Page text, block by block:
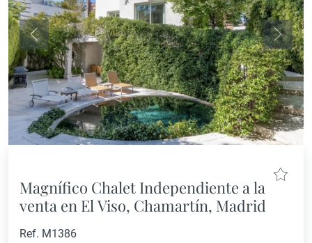
Anterior
Magnífico Chalet Independiente a la
venta en El Viso, Chamartín, Madrid
Ref. M1386